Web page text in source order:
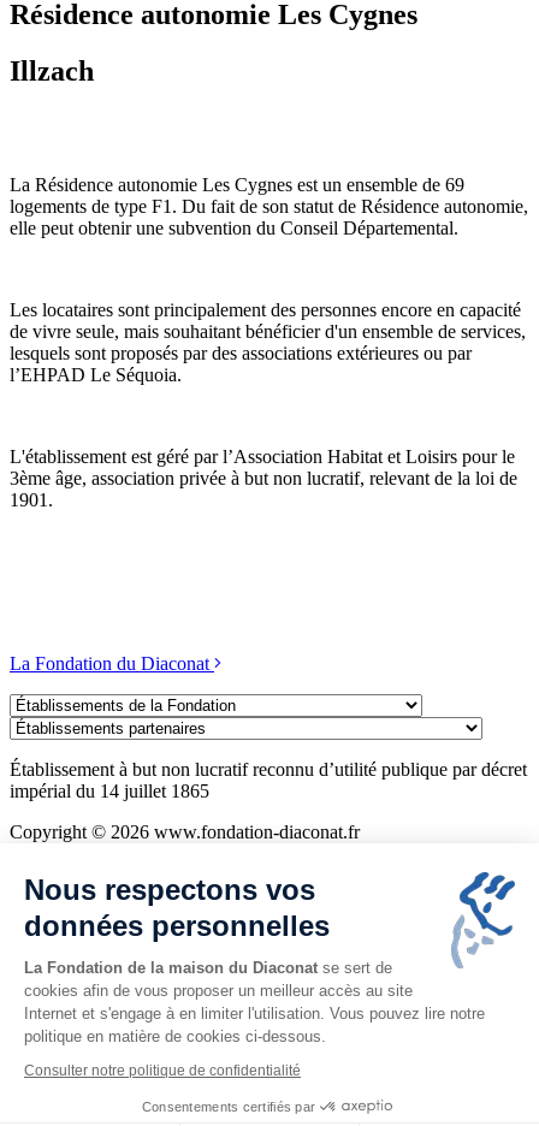
Résidence autonomie Les Cygnes
Illzach
La Résidence autonomie Les Cygnes est un ensemble de 69
logements de type F1. Du fait de son statut de Résidence autonomie,
elle peut obtenir une subvention du Conseil Départemental.
Les locataires sont principalement des personnes encore en capacité
de vivre seule, mais souhaitant bénéficier d'un ensemble de services,
lesquels sont proposés par des associations extérieures ou par
l’EHPAD Le Séquoia.
L'établissement est géré par l’Association Habitat et Loisirs pour le
3ème âge, association privée à but non lucratif, relevant de la loi de
1901.
La Fondation du Diaconat
Établissements
de
la
Fondation
Établissements
Établissement à but non lucratif reconnu d’utilité publique par décret
impérial du 14 juillet 1865
Copyright © 2026 www.fondation-diaconat.fr
Politique de confidentialité
Cookies
Plan du site
Nous respectons vos
données personnelles
La Fondation de la maison du Diaconat se sert de
cookies afin de vous proposer un meilleur accès au site
Internet et s'engage à en limiter l'utilisation. Vous pouvez lire notre
politique en matière de cookies ci-dessous.
Consulter notre politique de confidentialité
Consentements certifiés par